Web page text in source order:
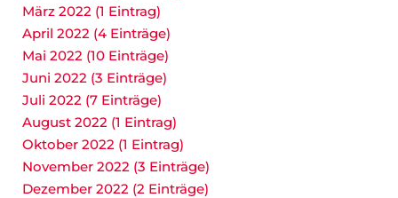
März 2022 (1 Eintrag)
April 2022 (4 Einträge)
Mai 2022 (10 Einträge)
Juni 2022 (3 Einträge)
Juli 2022 (7 Einträge)
August 2022 (1 Eintrag)
Oktober 2022 (1 Eintrag)
November 2022 (3 Einträge)
Dezember 2022 (2 Einträge)